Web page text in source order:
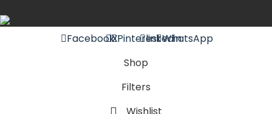
FacebookXPinterestlinkedinWhatsApp
Shop
Filters